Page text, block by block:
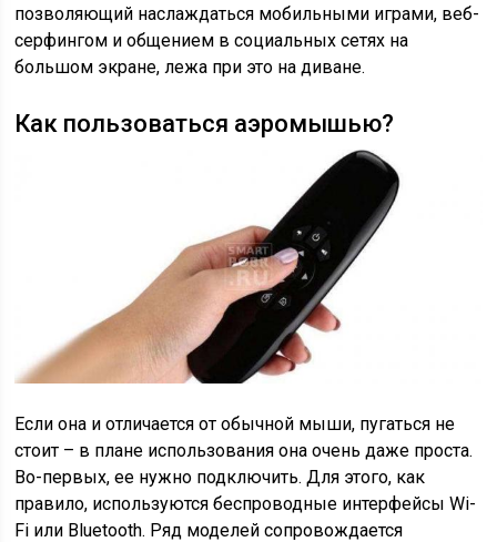
позволяющий наслаждаться мобильными играми, веб-
серфингом и общением в социальных сетях на
большом экране, лежа при это на диване.
Как пользоваться аэромышью?
Если она и отличается от обычной мыши, пугаться не
стоит – в плане использования она очень даже проста.
Во-первых, ее нужно подключить. Для этого, как
правило, используются беспроводные интерфейсы Wi-
Fi или Bluetooth. Ряд моделей сопровождается